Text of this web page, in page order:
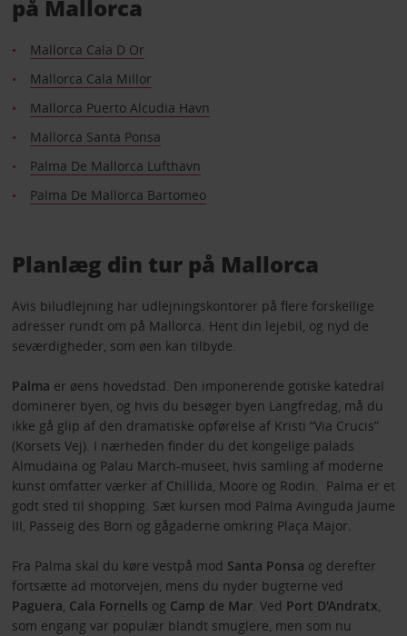
på Mallorca
Mallorca Cala D Or
Mallorca Cala Millor
Mallorca Puerto Alcudia Havn
Mallorca Santa Ponsa
Palma De Mallorca Lufthavn
Palma De Mallorca Bartomeo
Planlæg din tur på Mallorca
Avis biludlejning har udlejningskontorer på flere forskellige
adresser rundt om på Mallorca. Hent din lejebil, og nyd de
seværdigheder, som øen kan tilbyde.
Palma er øens hovedstad. Den imponerende gotiske katedral
dominerer byen, og hvis du besøger byen Langfredag, må du
ikke gå glip af den dramatiske opførelse af Kristi “Via Crucis”
(Korsets Vej). I nærheden finder du det kongelige palads
Almudaina og Palau March-museet, hvis samling af moderne
kunst omfatter værker af Chillida, Moore og Rodin. Palma er et
godt sted til shopping. Sæt kursen mod Palma Avinguda Jaume
III, Passeig des Born og gågaderne omkring Plaça Major.
Fra Palma skal du køre vestpå mod Santa Ponsa og derefter
fortsætte ad motorvejen, mens du nyder bugterne ved
Paguera, Cala Fornells og Camp de Mar. Ved Port D'Andratx,
som engang var populær blandt smuglere, men som nu